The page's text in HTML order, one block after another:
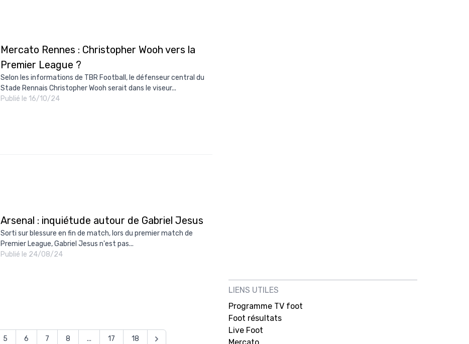
Mercato Rennes : Christopher Wooh vers la
Premier League ?
Selon les informations de TBR Football, le défenseur central du
Stade Rennais Christopher Wooh serait dans le viseur...
Publié le 16/10/24
Arsenal : inquiétude autour de Gabriel Jesus
Sorti sur blessure en fin de match, lors du premier match de
Premier League, Gabriel Jesus n'est pas...
Publié le 24/08/24
5 6 7 8 ... 17 18
LIENS UTILES
Programme TV foot
Foot résultats
Live Foot